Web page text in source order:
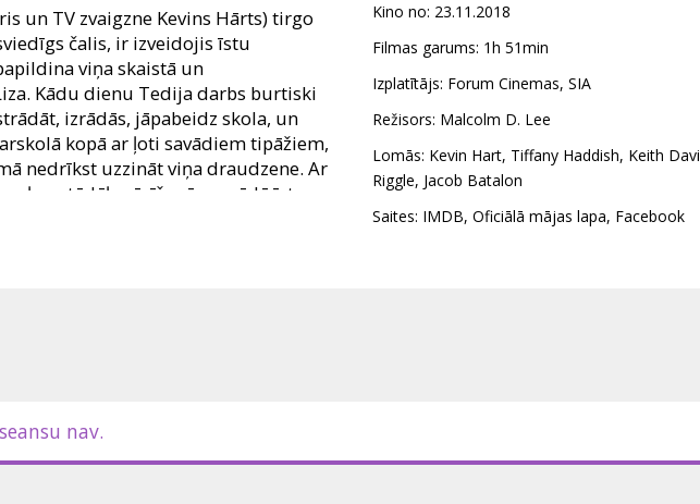
un TV zvaigzne Kevins Hārts) tirgo
čalis, ir izveidojis īstu
viņa skaistā un
Kādu dienu Tedija darbs burtiski
izrādās, jāpabeidz skola, un
kopā ar ļoti savādiem tipāžiem,
nedrīkst uzzināt viņa draudzene. Ar
tādēļ mācīšanās sagādā īstas
viņa klasesbiedri meistarīgi iekļūst
Kino no: 23.11.2018
Filmas garums: 1h 51min
Izplatītājs: Forum Cinemas, SIA
Režisors: Malcolm D. Lee
Lomās: Kevin Hart, Tiffany Haddish, Keith
Riggle, Jacob Batalon
Saites: IMDB, Oficiālā mājas lapa, Facebook
nav.